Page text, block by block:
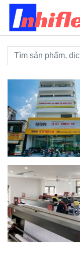
inhiflex.com
Từ khoá tìm kiếm